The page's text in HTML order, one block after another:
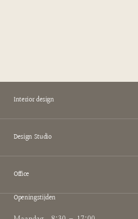
Interior design
Design Studio
Office
Openingstijden